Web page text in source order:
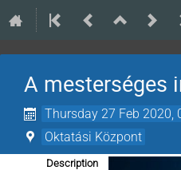
A mesterséges
Thursday 27 Feb 2020,
Oktatási Központ
Description